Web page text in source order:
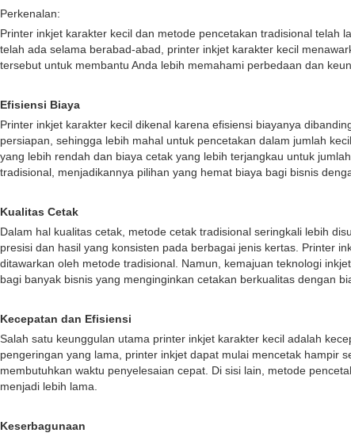
Perkenalan:
Printer inkjet karakter kecil dan metode pencetakan tradisional
telah ada selama berabad-abad, printer inkjet karakter kecil
tersebut untuk membantu Anda lebih memahami perbedaan dan
Efisiensi Biaya
Printer inkjet karakter kecil dikenal karena efisiensi biayanya
persiapan, sehingga lebih mahal untuk pencetakan dalam jumlah
yang lebih rendah dan biaya cetak yang lebih terjangkau untuk
tradisional, menjadikannya pilihan yang hemat biaya bagi bisnis
Kualitas Cetak
Dalam hal kualitas cetak, metode cetak tradisional seringkali lebih
presisi dan hasil yang konsisten pada berbagai jenis kertas. Printer
ditawarkan oleh metode tradisional. Namun, kemajuan teknologi
bagi banyak bisnis yang menginginkan cetakan berkualitas dengan
Kecepatan dan Efisiensi
Salah satu keunggulan utama printer inkjet karakter kecil adalah
pengeringan yang lama, printer inkjet dapat mulai mencetak hampir
membutuhkan waktu penyelesaian cepat. Di sisi lain, metode
menjadi lebih lama.
Keserbagunaan